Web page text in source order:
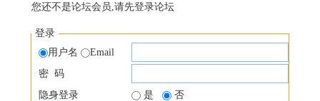
您还不是论坛会员,请先登录论坛
登录
用户名
Email
密 码
隐身登录
是 否